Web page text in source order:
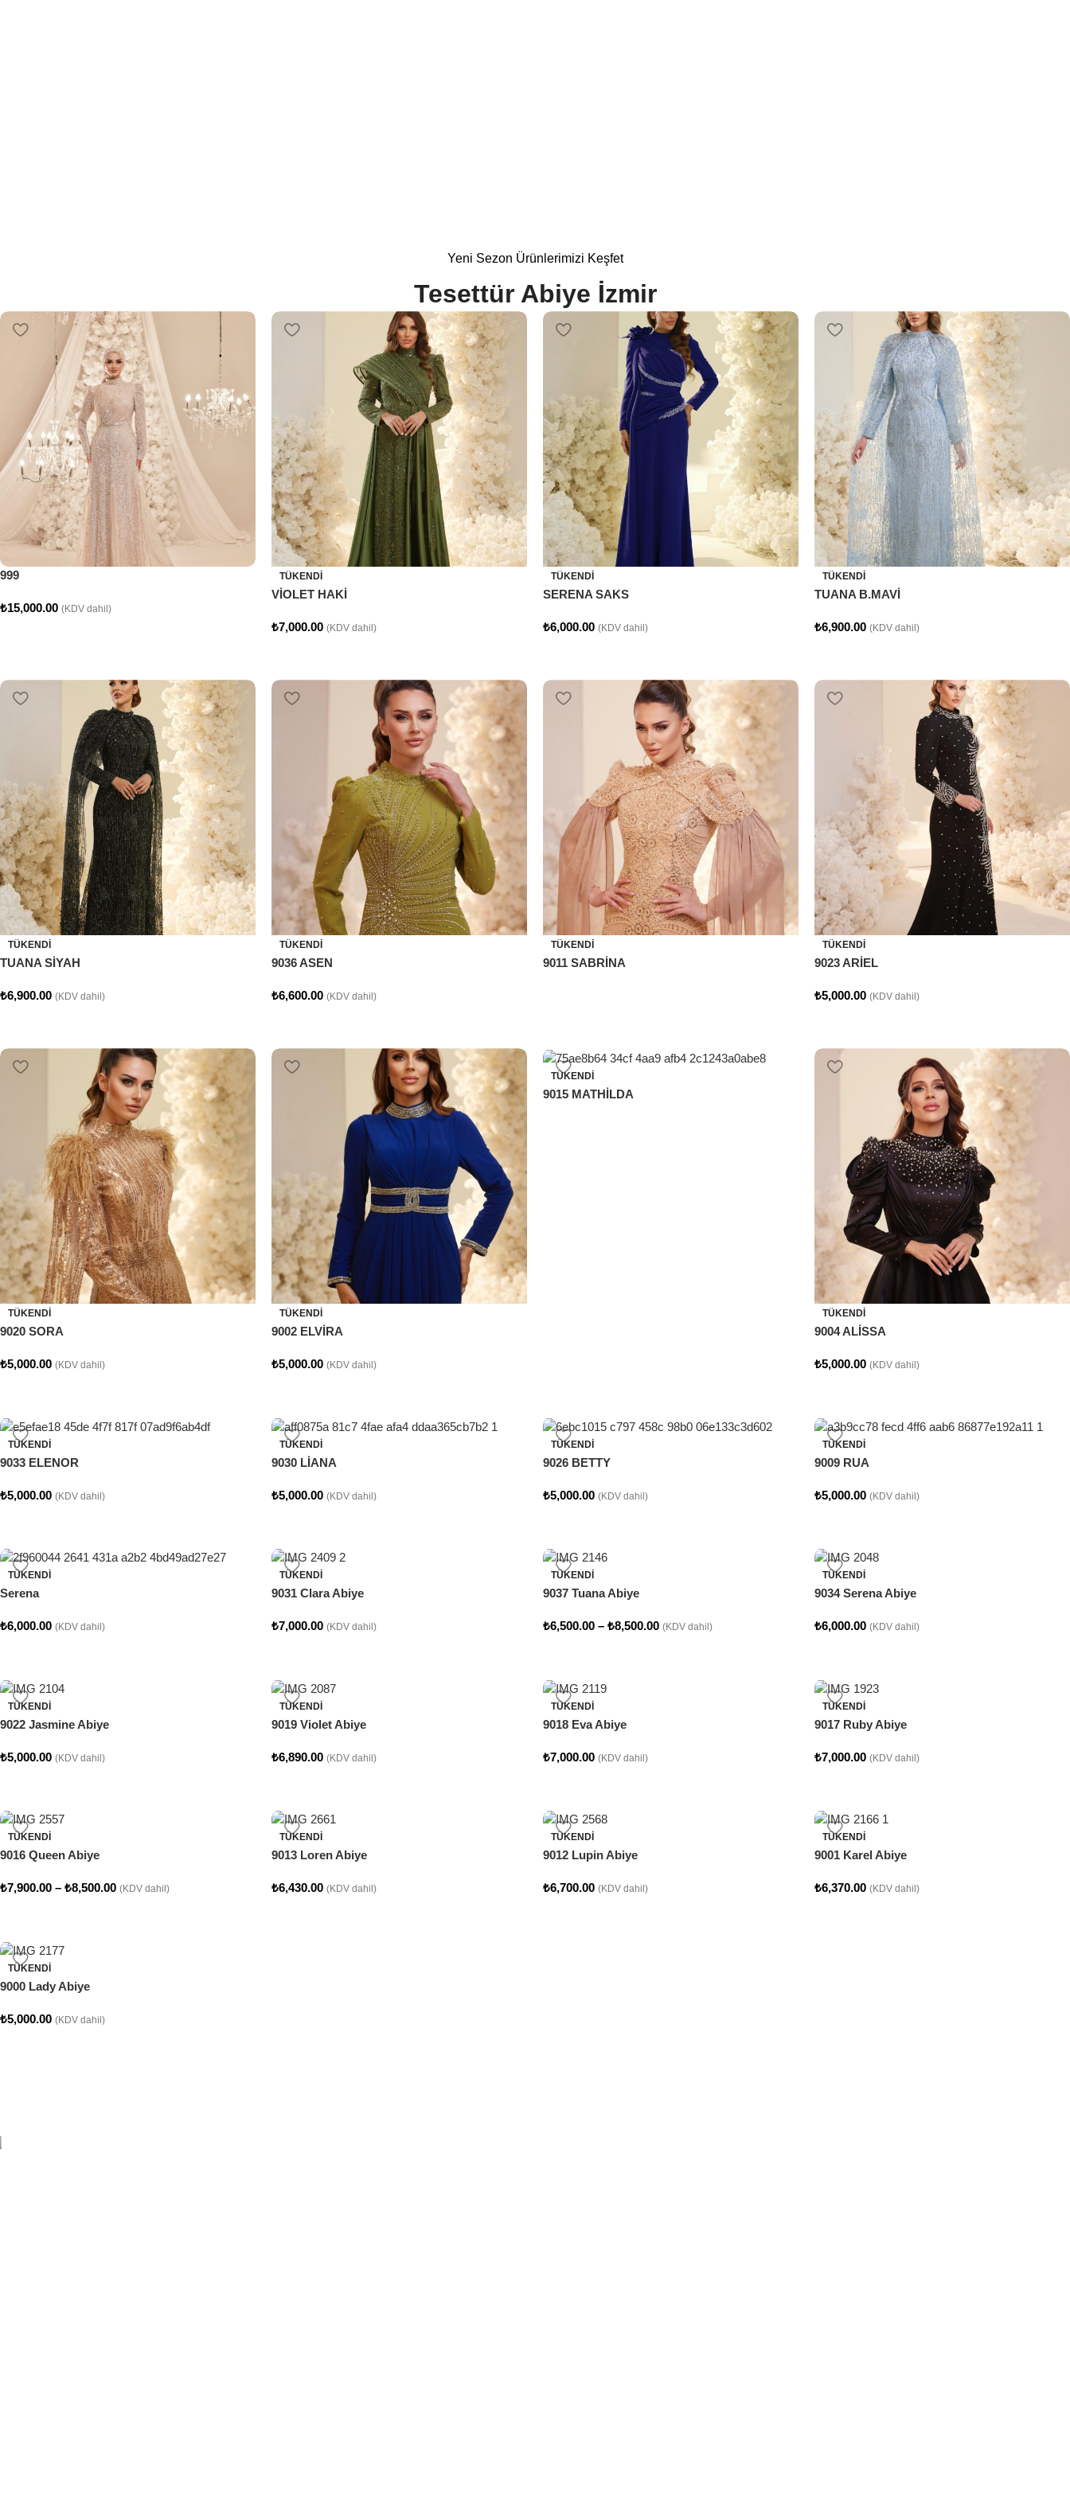
Yeni Sezon Ürünlerimizi Keşfet
Tesettür Abiye İzmir
999
₺15,000.00 (KDV dahil)
TÜKENDI
VİOLET HAKİ
₺7,000.00 (KDV dahil)
TÜKENDI
SERENA SAKS
₺6,000.00 (KDV dahil)
TÜKENDI
TUANA B.MAVİ
₺6,900.00 (KDV dahil)
TÜKENDI
TUANA SİYAH
₺6,900.00 (KDV dahil)
TÜKENDI
9036 ASEN
₺6,600.00 (KDV dahil)
TÜKENDI
9011 SABRİNA
TÜKENDI
9023 ARİEL
₺5,000.00 (KDV dahil)
TÜKENDI
9020 SORA
₺5,000.00 (KDV dahil)
TÜKENDI
9002 ELVİRA
₺5,000.00 (KDV dahil)
TÜKENDI
9015 MATHİLDA
TÜKENDI
9004 ALİSSA
₺5,000.00 (KDV dahil)
TÜKENDI
9033 ELENOR
₺5,000.00 (KDV dahil)
TÜKENDI
9030 LİANA
₺5,000.00 (KDV dahil)
TÜKENDI
9026 BETTY
₺5,000.00 (KDV dahil)
TÜKENDI
9009 RUA
₺5,000.00 (KDV dahil)
TÜKENDI
Serena
₺6,000.00 (KDV dahil)
TÜKENDI
9031 Clara Abiye
₺7,000.00 (KDV dahil)
TÜKENDI
9037 Tuana Abiye
₺6,500.00 – ₺8,500.00 (KDV dahil)
TÜKENDI
9034 Serena Abiye
₺6,000.00 (KDV dahil)
TÜKENDI
9022 Jasmine Abiye
₺5,000.00 (KDV dahil)
TÜKENDI
9019 Violet Abiye
₺6,890.00 (KDV dahil)
TÜKENDI
9018 Eva Abiye
₺7,000.00 (KDV dahil)
TÜKENDI
9017 Ruby Abiye
₺7,000.00 (KDV dahil)
TÜKENDI
9016 Queen Abiye
₺7,900.00 – ₺8,500.00 (KDV dahil)
TÜKENDI
9013 Loren Abiye
₺6,430.00 (KDV dahil)
TÜKENDI
9012 Lupin Abiye
₺6,700.00 (KDV dahil)
TÜKENDI
9001 Karel Abiye
₺6,370.00 (KDV dahil)
TÜKENDI
9000 Lady Abiye
₺5,000.00 (KDV dahil)